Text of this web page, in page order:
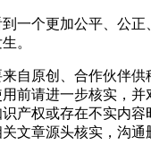
个更加公平、公正
。
原创、合作伙伴供
前请进一步核实，
产权或存在不实内
文章源头核实，沟通